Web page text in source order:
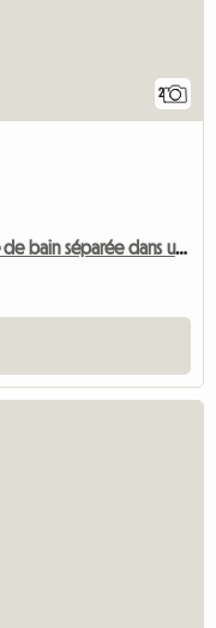
2
Chambre lumineuse avec balcon et salle de bain séparée dans un appartement partagé pour 2 personnes